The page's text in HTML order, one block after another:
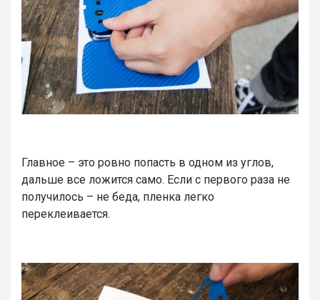
Главное – это ровно попасть в одном из углов,
дальше все ложится само. Если с первого раза не
получилось – не беда, пленка легко
переклеивается.